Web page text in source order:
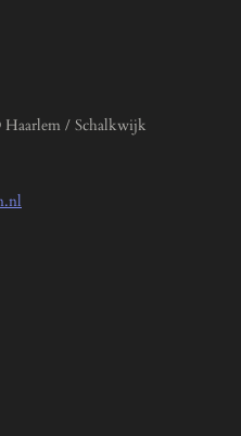
Haarlem / Schalkwijk